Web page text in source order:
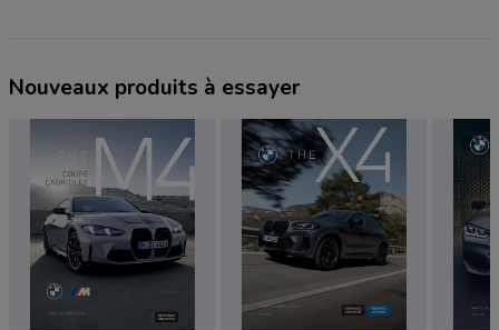
Nouveaux produits à essayer